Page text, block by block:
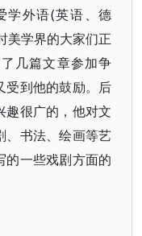
学外语(英语、德
美学界的大家们正
几篇文章参加争
受到他的鼓励。后
趣很广的，他对文
、书法、绘画等艺
的一些戏剧方面的